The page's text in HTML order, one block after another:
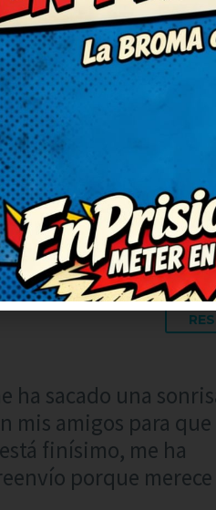
y fresco. Me ha
cambiado el ánimo
con gracia y sin
ha sacado una
mis amigos para que
finísimo, me ha
porque merece